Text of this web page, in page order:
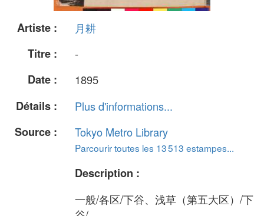
Artiste :
月耕
Titre :
-
Date :
1895
Détails :
Plus d'informations...
Source :
Tokyo Metro Library
Parcourir toutes les 13 513 estampes...
Description :
一般/各区/下谷、浅草（第五大区）/下